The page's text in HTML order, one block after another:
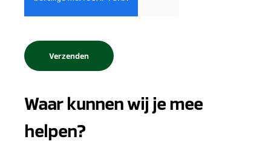
Waar kunnen wij je mee
helpen?